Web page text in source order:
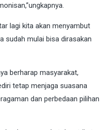
lagi kita akan menyambut
sudah mulai bisa dirasakan
berharap masyarakat,
tetap menjaga suasana
dan perbedaan pilihan